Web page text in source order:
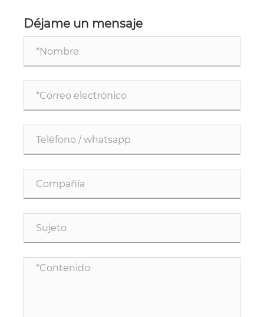
media tensión?
Déjame un mensaje